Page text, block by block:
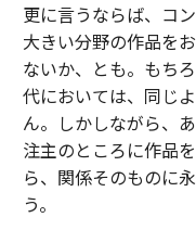
更に言うならば、コ
大きい分野の作品を
ないか、とも。もち
代においては、同じ
ん。しかしながら、
注主のところに作品
ら、関係そのものに
う。